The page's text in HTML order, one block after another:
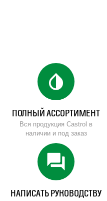
invert_colors
ПОЛНЫЙ АССОРТИМЕНТ
Вся продукция Castrol в
наличии и под заказ
forum
НАПИСАТЬ РУКОВОДСТВУ